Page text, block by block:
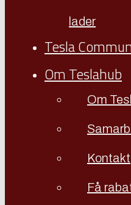
lader
Tesla
Om Teslahub
Om
Kontakt
Få